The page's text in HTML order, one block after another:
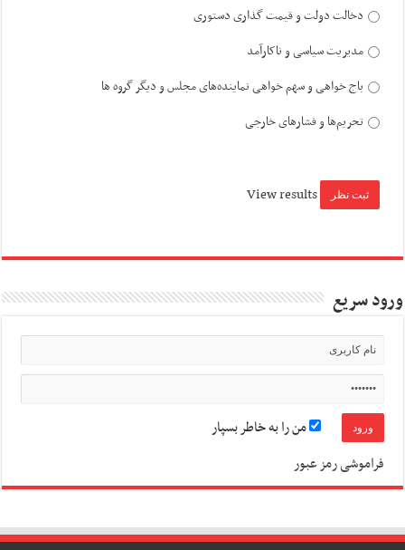
دخالت دولت و قیمت گذاری دستوری
مدیریت سیاسی و ناکارآمد
باج خواهی و سهم خواهی نماینده‌های مجلس و دیگر گروه ها
تحریم‌ها و فشارهای خارجی
View results
ورود سریع
من را به خاطر بسپار
فراموشی رمز عبور